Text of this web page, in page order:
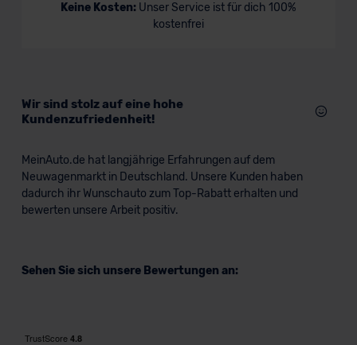
Keine Kosten: Unser Service ist für dich 100%
kostenfrei
Wir sind stolz auf eine hohe
Kundenzufriedenheit!
MeinAuto.de hat langjährige Erfahrungen auf dem
Neuwagenmarkt in Deutschland. Unsere Kunden haben
dadurch ihr Wunschauto zum Top-Rabatt erhalten und
bewerten unsere Arbeit positiv.
Sehen Sie sich unsere Bewertungen an: